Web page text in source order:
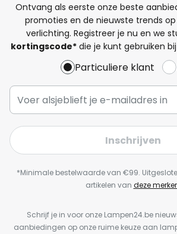
Ontvang als eerste onze beste
promoties en de nieuwste trends
verlichting. Registreer je nu en we
kortingscode*die je kunt gebruiken
Particuliere klant
Inschrijven
*Minimale bestelwaarde van €99.
artikelen van deze
Schrijf je in voor onze Lampen24.be
aanbiedingen op onze ruime keuze aan